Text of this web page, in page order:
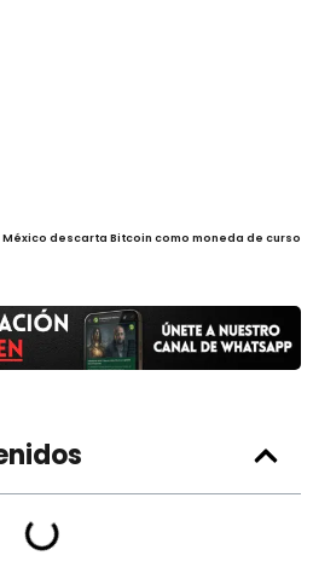
descarta Bitcoin como moneda de curso